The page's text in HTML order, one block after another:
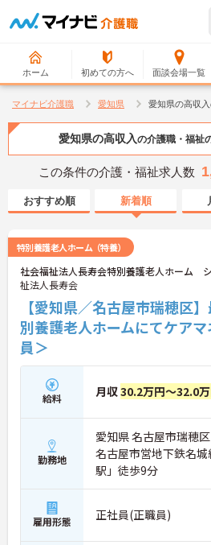
ホーム 初めての方へ 面談会場一覧
マイナビ介護職 愛知県 愛知県の高収
愛知県の高収入の介護職・福祉
この条件の介護・福祉求人数
おすすめ順 新着順
特別養護老人ホーム（特養）
社会福祉法人長寿会特別養護老人ホーム
祉法人長寿会
【愛知県／名古屋市瑞穂区
別養護老人ホームにてケア
員＞
給料 月収30.2万円～32.0
勤務地
愛知県 名古屋市瑞穂
名古屋市営地下鉄名
駅」徒歩9分
雇用形態 正社員(正職員)